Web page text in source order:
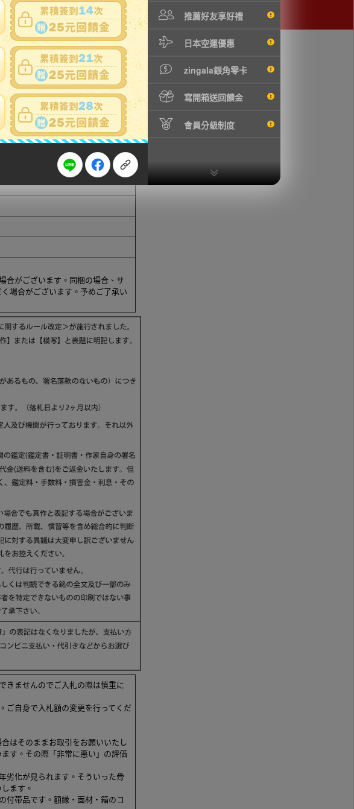
推薦好友享好禮
日本空運優惠
zingala銀角零卡
寫開箱送回饋金
會員分級制度
合がございます。同梱の場合、サ
場合がございます。予めご了承い
きませんのでご入札の際は慎重に
ご自身で入札額の変更を行ってくだ
はそのままお取引をお願いいたし
す。その際「非常に悪い」の評価
劣化が見られます。そういった骨
ます。
付帯品です。額縁・面材・箱のコ